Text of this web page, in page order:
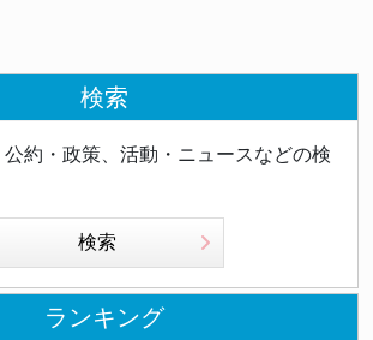
検索
約・政策、活動・ニュースなどの検
検索
ランキング